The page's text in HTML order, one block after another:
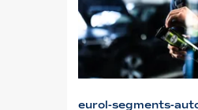
eurol-segments-